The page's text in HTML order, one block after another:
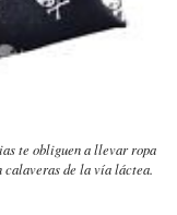
te obliguen a llevar ropa
calaveras de la vía láctea.